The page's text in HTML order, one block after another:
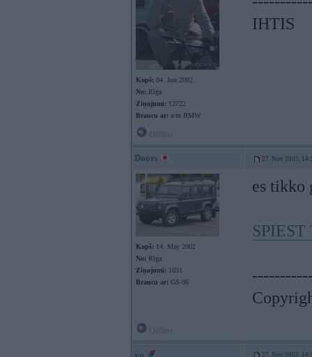
Kopš: 04. Jun 2002
No: Rīga
Ziņojumi: 12722
Braucu ar: a/m BMW
IHTIS
Doors 27. Nov 2003,
Kopš: 14. May 2002
No: Rīga
Ziņojumi: 1031
Braucu ar: GS-96
es tikko
SPIEST
yo 27. Nov 2003,